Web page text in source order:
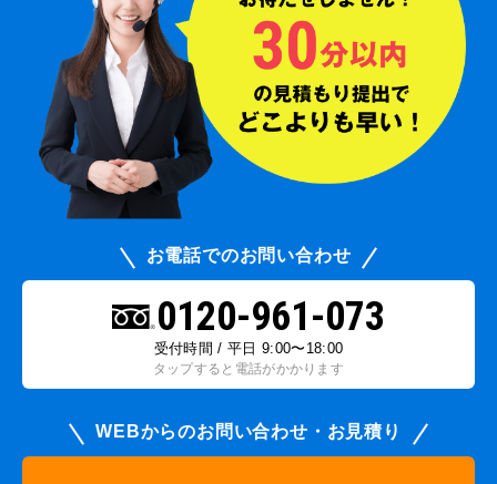
お電話でのお問い合わせ
0120-961-073
受付時間 / 平日 9:00〜18:00
タップすると電話がかかります
WEBからのお問い合わせ・お見積り